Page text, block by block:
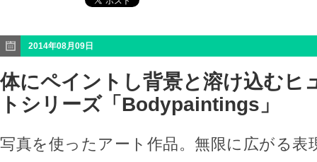
2014年08月09日
体にペイントし背景と溶け込むヒ
トシリーズ「Bodypaintings」
写真を使ったアート作品。無限に広がる表